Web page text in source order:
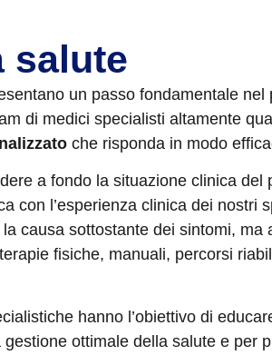
salute
un passo fondamentale
di medici specialisti altamente
che risponda in modo
a fondo la situazione clinica
con l’esperienza clinica dei nostri
causa sottostante dei sintomi, ma
fisiche, manuali, percorsi
hanno l’obiettivo di
ottimale della salute e per